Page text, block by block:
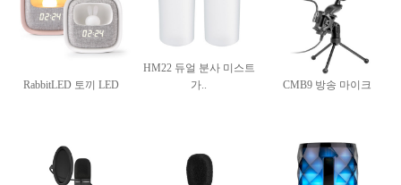
RabbitLED 토끼 LED
HM22 듀얼 분사 미스트
가..
CMB9 방송 마이크